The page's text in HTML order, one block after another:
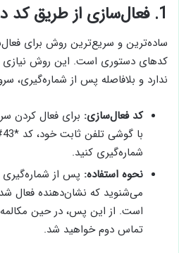
1. فعال‌سازی از طریق کد دستوری (USSD)
ساده‌ترین و سریع‌ترین روش برای
کدهای دستوری است. این روش نیازی
ندارد و بلافاصله پس از شماره‌گیری،
کد فعال‌سازی: برای فعال
شماره‌گیری کنید.
نحوه استفاده: پس از
می‌شنوید که نشان‌دهنده فعال
است. از این پس، در حین
تماس دوم خواهید شد.